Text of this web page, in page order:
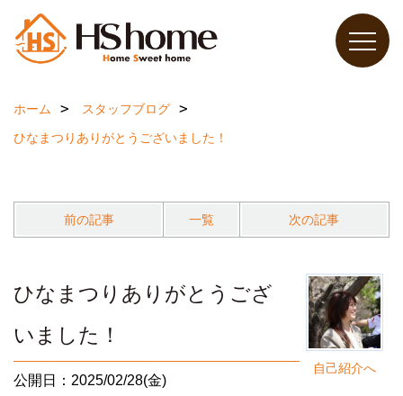
ホーム
スタッフブログ
ひなまつりありがとうございました！
前の記事 一覧 次の記事
自己紹介へ
ひなまつりありがとうござ
いました！
公開日：2025/02/28(金)